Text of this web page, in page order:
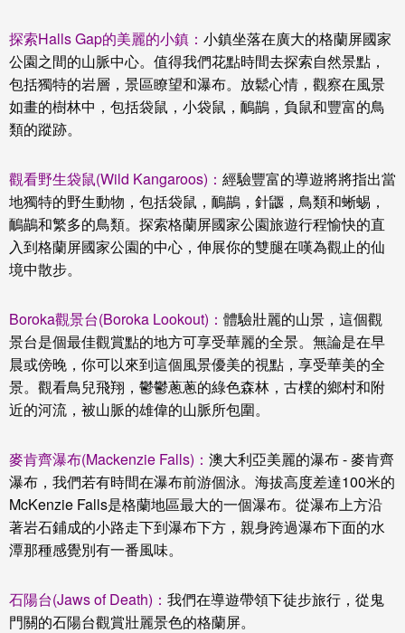
探索Halls Gap的美麗的小鎮： 小鎮坐落在廣大的格蘭屏國家
公園之間的山脈中心。值得我們花點時間去探索自然景點，
包括獨特的岩層，景區瞭望和瀑布。放鬆心情，觀察在風景
如畫的樹林中，包括袋鼠，小袋鼠，鴯鶓，負鼠和豐富的鳥
類的蹤跡。
觀看野生袋鼠(Wild Kangaroos)： 經驗豐富的導遊將將指出當
地獨特的野生動物，包括袋鼠，鴯鶓，針鼴，鳥類和蜥蜴，
鴯鶓和繁多的鳥類。探索格蘭屏國家公園旅遊行程愉快的直
入到格蘭屏國家公園的中心，伸展你的雙腿在嘆為觀止的仙
境中散步。
Boroka觀景台(Boroka Lookout)： 體驗壯麗的山景，這個觀
景台是個最佳觀賞點的地方可享受華麗的全景。無論是在早
晨或傍晚，你可以來到這個風景優美的視點，享受華美的全
景。觀看鳥兒飛翔，鬱鬱蔥蔥的綠色森林，古樸的鄉村和附
近的河流，被山脈的雄偉的山脈所包圍。
麥肯齊瀑布(Mackenzie Falls)： 澳大利亞美麗的瀑布 - 麥肯齊
瀑布，我們若有時間在瀑布前游個泳。海拔高度差達100米的
McKenzie Falls是格蘭地區最大的一個瀑布。從瀑布上方沿
著岩石鋪成的小路走下到瀑布下方，親身跨過瀑布下面的水
潭那種感覺別有一番風味。
石陽台(Jaws of Death)： 我們在導遊帶領下徒步旅行，從鬼
門關的石陽台觀賞壯麗景色的格蘭屏。